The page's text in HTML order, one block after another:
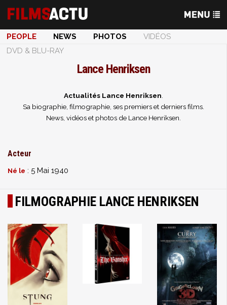
PEOPLE NEWS PHOTOS
VIDÉOS
DVD & BLU-RAY
Lance Henriksen
Actualités Lance Henriksen
Sa biographie, filmographie, ses premiers et derniers films.
News, vidéos et photos de Lance Henriksen.
Acteur
Né le : 5 Mai 1940
FILMOGRAPHIE LANCE HENRIKSEN